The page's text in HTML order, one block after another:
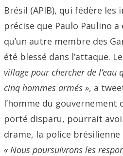
Brésil (APIB), qui fédère
précise que Paulo Paulino
qu’un autre membre des
été blessé dans l’attaque.
village pour chercher de
cinq hommes armés », a
l’homme du gouvernement
porté disparu, pourrait
drame, la police brésilienne
« Nous poursuivrons les